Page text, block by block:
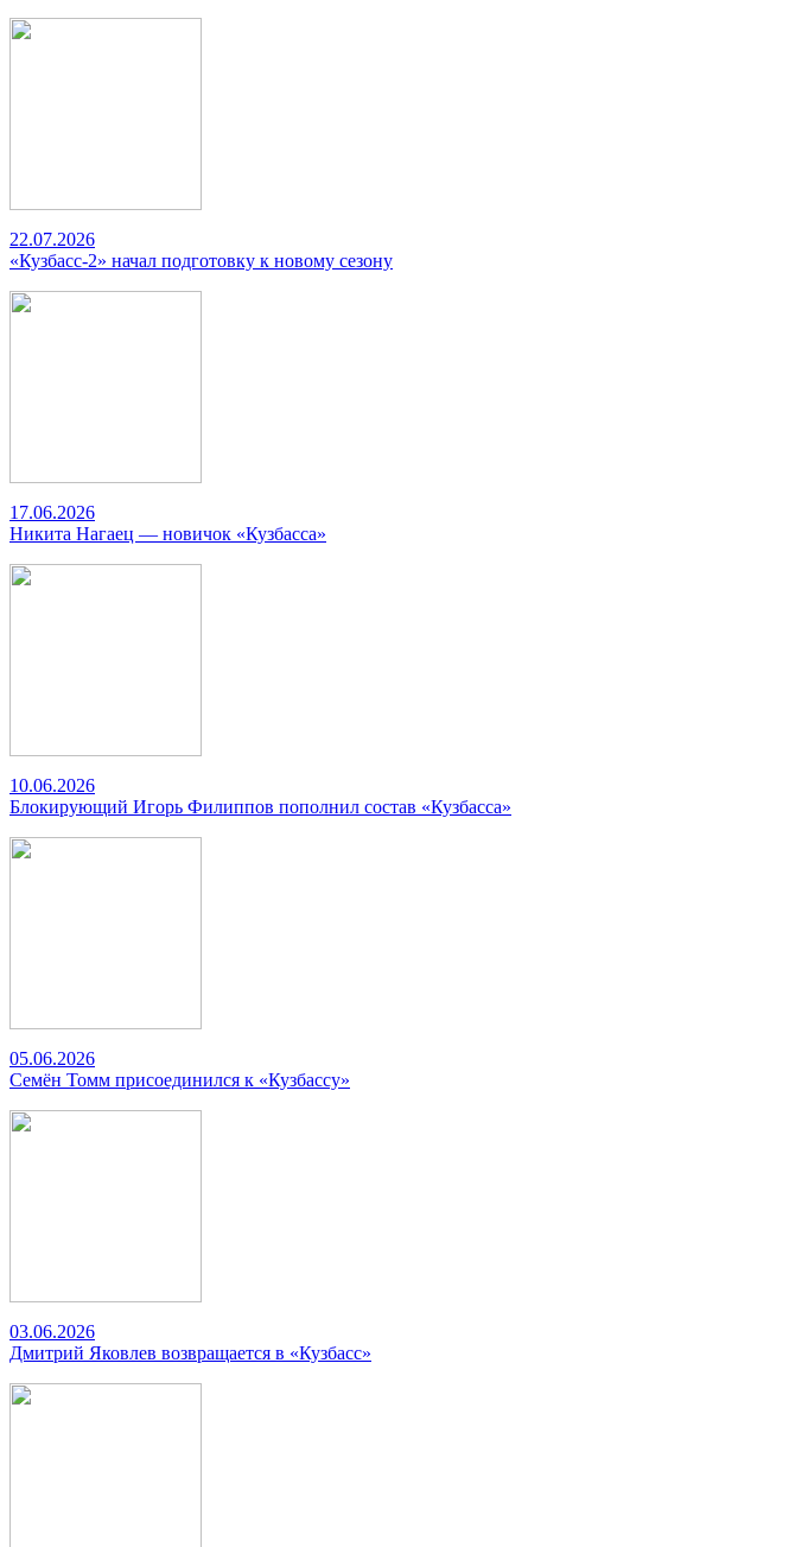
22.07.2026
«Кузбасс-2» начал подготовку к новому сезону
17.06.2026
Никита Нагаец — новичок «Кузбасса»
10.06.2026
Блокирующий Игорь Филиппов пополнил состав «Кузбасса»
05.06.2026
Семён Томм присоединился к «Кузбассу»
03.06.2026
Дмитрий Яковлев возвращается в «Кузбасс»